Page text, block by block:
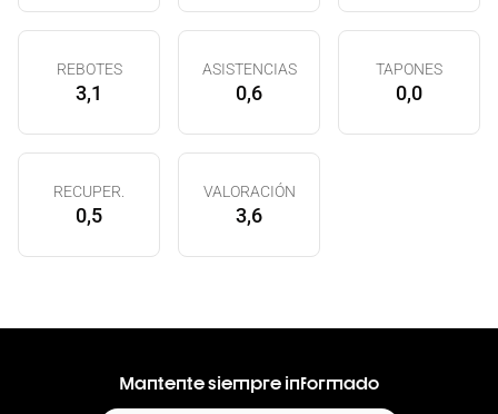
REBOTES
3,1
ASISTENCIAS
0,6
TAPONES
0,0
RECUPER.
0,5
VALORACIÓN
3,6
Mantente siempre informado